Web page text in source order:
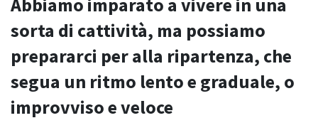
Abbiamo imparato a vivere in una
sorta di cattività, ma possiamo
prepararci per alla ripartenza, che
segua un ritmo lento e graduale, o
improvviso e veloce